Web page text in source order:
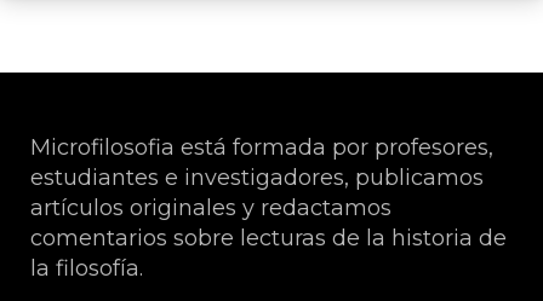
Microfilosofia está formada por profesores,
estudiantes e investigadores, publicamos
artículos originales y redactamos
comentarios sobre lecturas de la historia de
la filosofía.